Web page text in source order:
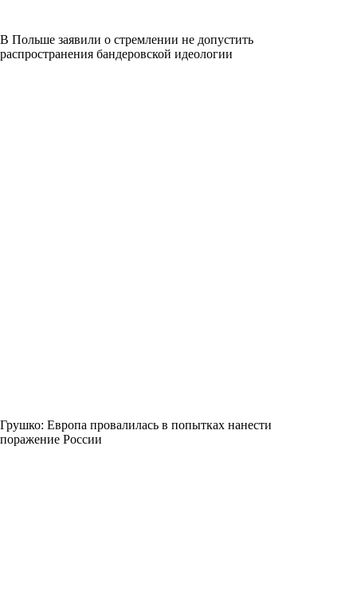
В Польше заявили о стремлении не допустить
распространения бандеровской идеологии
Грушко: Европа провалилась в попытках нанести
поражение России